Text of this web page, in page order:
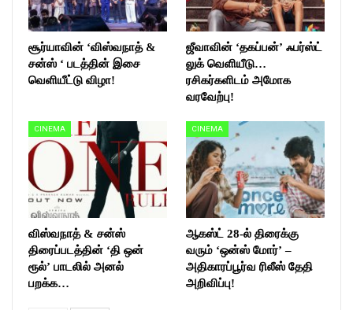
சூர்யாவின் ‘விஸ்வநாத் &
சன்ஸ் ‘ படத்தின் இசை
வெளியீட்டு விழா!
ஜீவாவின் ‘தகப்பன்’ ஃபர்ஸ்ட்
லுக் வெளியீடு…
ரசிகர்களிடம் அமோக
வரவேற்பு!
CINEMA
விஸ்வநாத் & சன்ஸ்
திரைப்படத்தின் ‘தி ஒன்
ரூல்’ பாடலில் அனல்
பறக்க…
CINEMA
ஆகஸ்ட் 28-ல் திரைக்கு
வரும் ‘ஒன்ஸ் மோர்’ –
அதிகாரப்பூர்வ ரிலீஸ் தேதி
அறிவிப்பு!